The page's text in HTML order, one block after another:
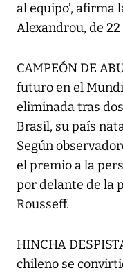
al equipo’,
Alexandrou, de 22
CAMPEÓN DE
futuro en el
eliminada tras
Brasil, su país
Según
el premio a la
por delante de la
Rousseff.
HINCHA
chileno se